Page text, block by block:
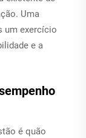
Uma
um exercício
e a
é quão